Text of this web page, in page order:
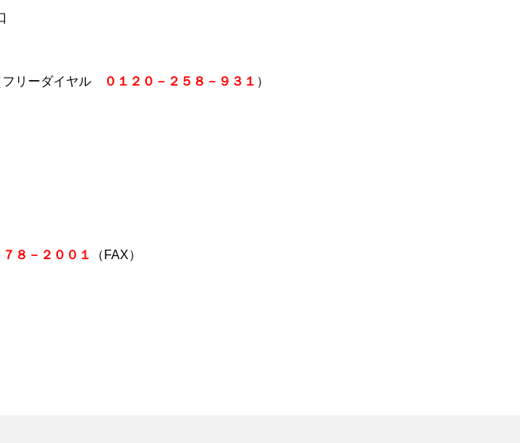
リーダイヤル ０１２０－２５８－９３１ ）
８－２００１ （FAX）